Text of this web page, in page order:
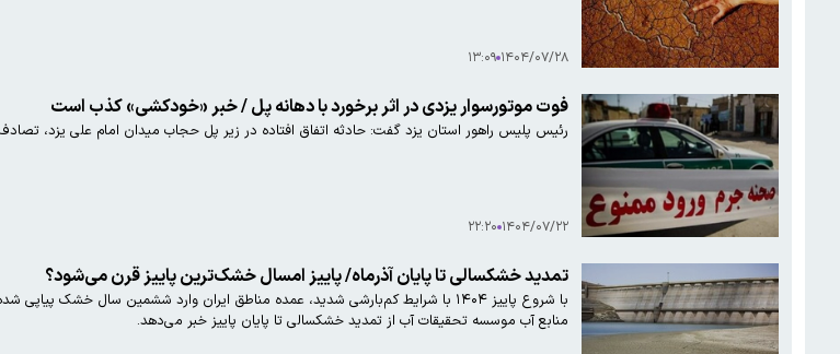
۱۴۰۴/۰۷/۲۸ ۱۳:۰۹
فوت موتورسوار یزدی در اثر برخورد با دهانه پل / خبر «خودکشی» کذب است
رئیس پلیس راهور استان یزد گفت: حادثه اتفاق افتاده در زیر پل حجاب میدان امام علی یزد،
۱۴۰۴/۰۷/۲۲ ۲۲:۲۰
تمدید خشکسالی تا پایان آذرماه/ پاییز امسال خشک‌ترین پاییز قرن می‌شود؟
با شروع پاییز ۱۴۰۴ با شرایط کم‌بارشی شدید، عمده مناطق ایران وارد ششمین سال
منابع آب موسسه تحقیقات آب از تمدید خشکسالی تا پایان پاییز خبر می‌دهد.